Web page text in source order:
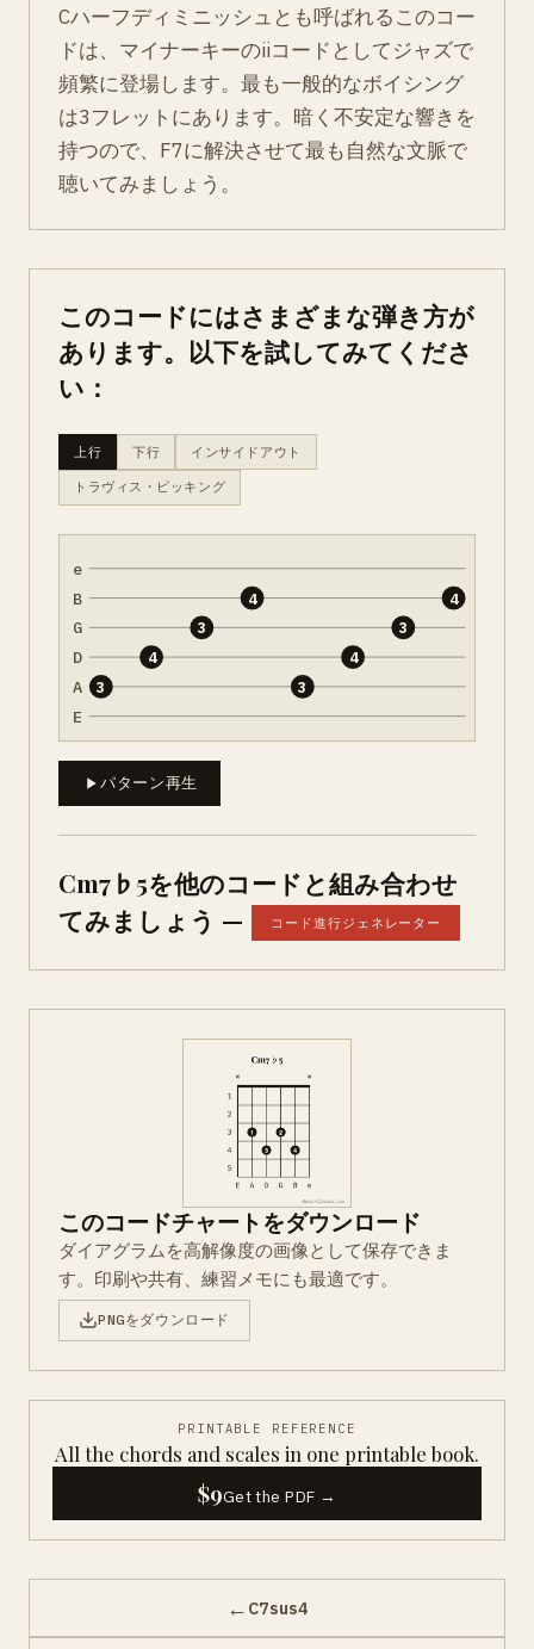
Cハーフディミニッシュとも呼ばれるこのコー
ドは、マイナーキーのiiコードとしてジャズで
頻繁に登場します。最も一般的なボイシング
は3フレットにあります。暗く不安定な響きを
持つので、F7に解決させて最も自然な文脈で
聴いてみましょう。
このコードにはさまざまな弾き方が
あります。以下を試してみてくださ
い：
上行 下行 インサイドアウト
トラヴィス・ピッキング
e
B
G
D
A
E
3
4
3
4
3
4
3
4
パターン再生
Cm7♭5を他のコードと組み合わせ
てみましょう —
コード進行ジェネレーター
このコードチャートをダウンロード
ダイアグラムを高解像度の画像として保存できま
す。印刷や共有、練習メモにも最適です。
PNGをダウンロード
PRINTABLE REFERENCE
All the chords and scales in one printable book.
$9Get the PDF →
← C7sus4